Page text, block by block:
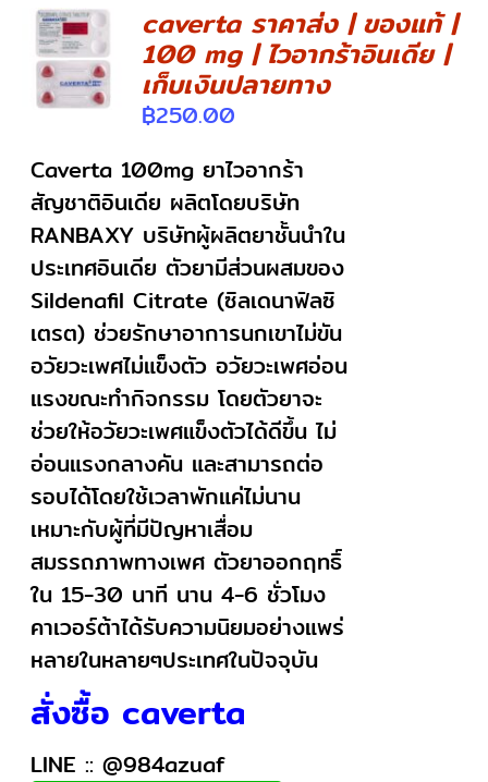
DETAILS
caverta ราคาส่ง | ของแท้ |
100 mg | ไวอากร้าอินเดีย |
เก็บเงินปลายทาง
฿250.00
Caverta 100mg ยาไวอากร้า
สัญชาติอินเดีย ผลิตโดยบริษัท
RANBAXY บริษัทผู้ผลิตยาชั้นนำใน
ประเทศอินเดีย ตัวยามีส่วนผสมของ
Sildenafil Citrate (ซิลเดนาฟิลซิ
เตรต) ช่วยรักษาอาการนกเขาไม่ขัน
อวัยวะเพศไม่แข็งตัว อวัยวะเพศอ่อน
แรงขณะทำกิจกรรม โดยตัวยาจะ
ช่วยให้อวัยวะเพศแข็งตัวได้ดีขึ้น ไม่
อ่อนแรงกลางคัน และสามารถต่อ
รอบได้โดยใช้เวลาพักแค่ไม่นาน
เหมาะกับผู้ที่มีปัญหาเสื่อม
สมรรถภาพทางเพศ ตัวยาออกฤทธิ์
ใน 15-30 นาที นาน 4-6 ชั่วโมง
คาเวอร์ต้าได้รับความนิยมอย่างแพร่
หลายในหลายๆประเทศในปัจจุบัน
สั่งซื้อ caverta
LINE ::@984azuaf